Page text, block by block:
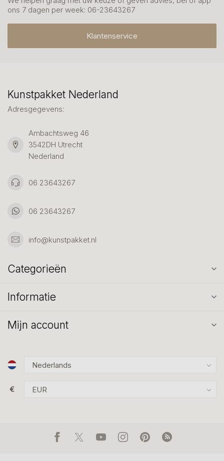
ons 7 dagen per week: 06-23643267
Klantenservice
Kunstpakket Nederland
Adresgegevens:
Ambachtsweg 46
3542DH Utrecht
Nederland
06 23643267
06 23643267
info@kunstpakket.nl
Categorieën
Informatie
Mijn account
€